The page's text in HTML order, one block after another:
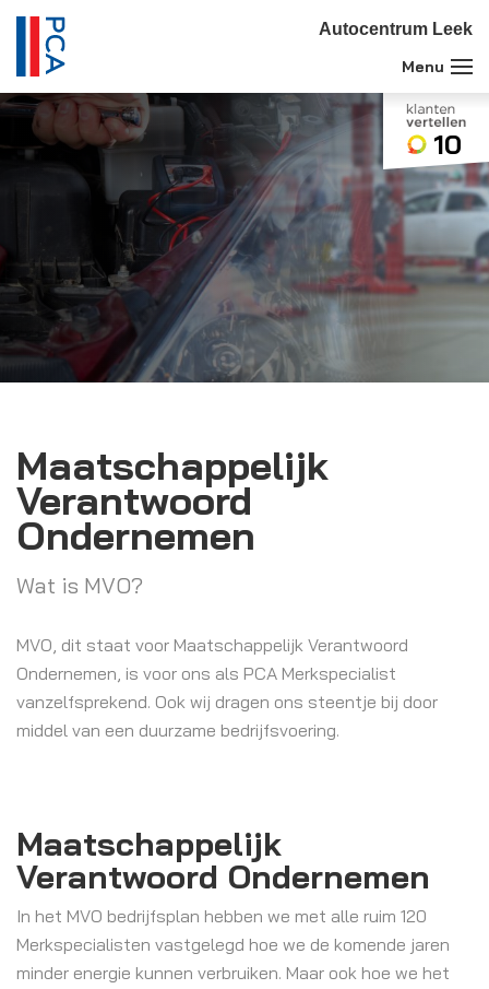
Autocentrum Leek
10
Maatschappelijk
Verantwoord
Ondernemen
Wat is MVO?
MVO, dit staat voor Maatschappelijk Verantwoord
Ondernemen, is voor ons als PCA Merkspecialist
vanzelfsprekend. Ook wij dragen ons steentje bij door
middel van een duurzame bedrijfsvoering.
Maatschappelijk
Verantwoord Ondernemen
In het MVO bedrijfsplan hebben we met alle ruim 120
Merkspecialisten vastgelegd hoe we de komende jaren
minder energie kunnen verbruiken. Maar ook hoe we het